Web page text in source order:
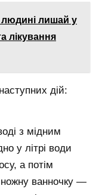
людині лишай у
лікування
дій:
з мідним
у літрі води
а потім
ванночку —